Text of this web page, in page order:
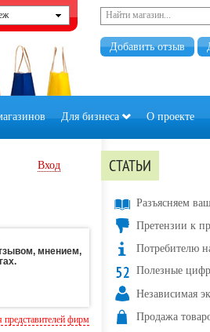
Добавить отзыв
Для бизнеса О проекте
Вход
мнением,
фирм
СТАТЬИ
Разъясняем
Претензии к
Потребителю
Полезные
Независимая
Продажа